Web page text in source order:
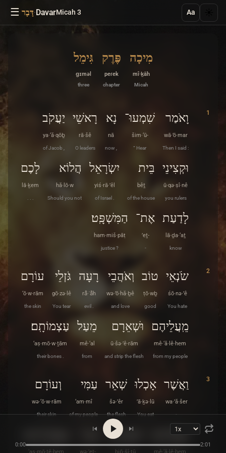
☰ דָּבָר·DavarMicah 3 Aa
מִיכָה
mî·ḵāh
Micah
פֶּרֶק
peɾek
chapter
גִּימֵל
ɡɪməl
three
1 וָאֹמַר
wā·’ō·mar
Then I said :
שִׁמְעוּ־
šim·‘ū-
“ Hear
נָא
nā
now ,
רָאשֵׁי
rā·šê
O leaders
יַעֲקֹב
ya·‘ă·qōḇ
of Jacob ,
וּקְצִינֵי
ū·qə·ṣî·nê
you rulers
בֵּית
bêṯ
of the house
יִשְׂרָאֵל
yiś·rā·’êl
of Israel .
הֲלוֹא
hă·lō·w
Should you not
לָכֶם
lā·ḵem
. . .
לָדַעַת
lā·ḏa·‘aṯ
know
אֶת־
’eṯ-
-
הַמִּשְׁפָּֽט׃
ham·miš·pāṭ
justice ?
2 שֹׂנְאֵי
śō·nə·’ê
You hate
טוֹב
ṭō·wḇ
good
וְאֹהֲבֵי
wə·’ō·hă·ḇê
and love
רָעָה
rå̄·ʿå̄h
evil .
גֹּזְלֵי
gō·zə·lê
You tear
עוֹרָם
‘ō·w·rām
the skin
מֵֽעֲלֵיהֶם
mê·‘ă·lê·hem
from my people
וּשְׁאֵרָם
ū·šə·’ê·rām
and strip the flesh
מֵעַל
mê·‘al
from
עַצְמוֹתָֽם׃
‘aṣ·mō·w·ṯām
their bones .
3 וַאֲשֶׁר
wa·’ă·šer
-
אָכְלוּ
’ā·ḵə·lū
You eat
שְׁאֵר
šə·’êr
the flesh
עַמִּי
‘am·mî
of my people
וְעוֹרָם
wə·‘ō·w·rām
their skin
מֵעֲלֵיהֶם הִפְשִׁיטוּ וְאֶת־
0:00 2:01